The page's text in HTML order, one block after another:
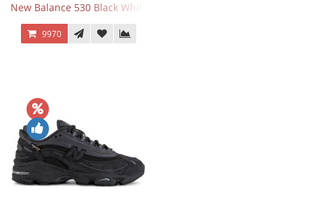
New Balance 530 Black White Silver
9970